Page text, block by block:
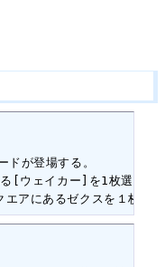
ドが登場する。
[ウェイカー]を1枚選び、
るゼクスを１枚選び、